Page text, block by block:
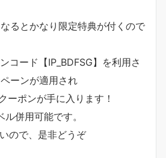
るとかなり限定特典が付くので
コード【IP_BDFSG】を利用さ
ーンが適用され
ーポンが手に入ります！
併用可能です。
ので、是非どうぞ